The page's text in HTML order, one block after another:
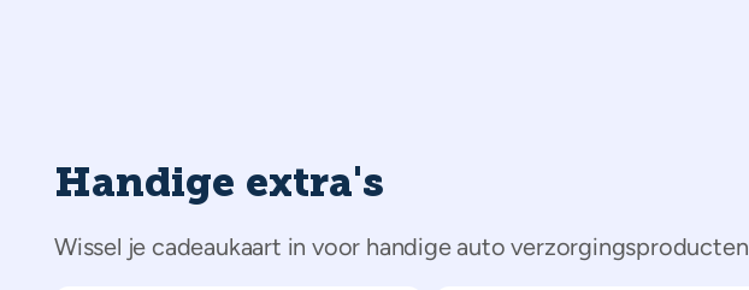
Handige extra's
Wissel je cadeaukaart in voor handige auto verzorgingsproducten